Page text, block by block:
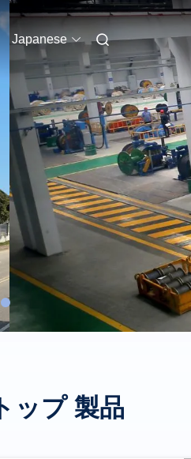
Japanese
トップ 製品